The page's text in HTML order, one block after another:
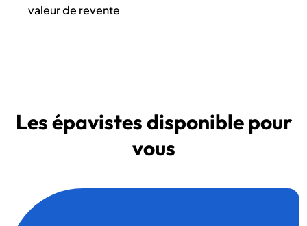
valeur de revente
Les épavistes disponible pour
vous